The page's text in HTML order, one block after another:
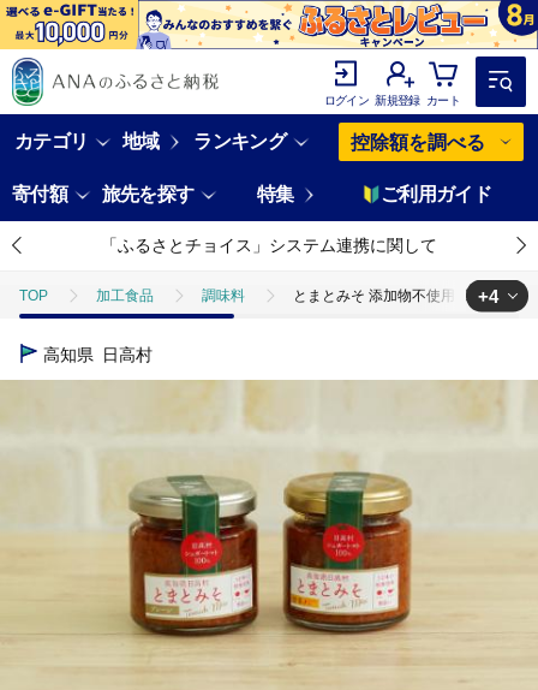
ログイン 新規登録 カート
カテゴリ 地域 ランキング 控除額を調べる
寄付額 旅先を探す 特集 ご利用ガイド
「ふるさとチョイス」システム連携に関して
TOP 加工食品 調味料 とまとみそ 添加物不使用 高知 元祖
TOP
加工食品
加工食品 缶詰・瓶詰 とまとみそ 添加物不使用 高知
+4
高知県 日高村